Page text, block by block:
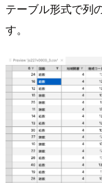
テーブル形式で列
す。